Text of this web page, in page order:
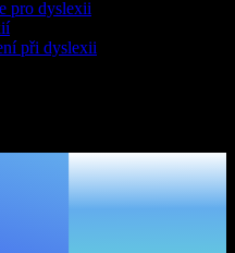
pro dyslexii
při dyslexii